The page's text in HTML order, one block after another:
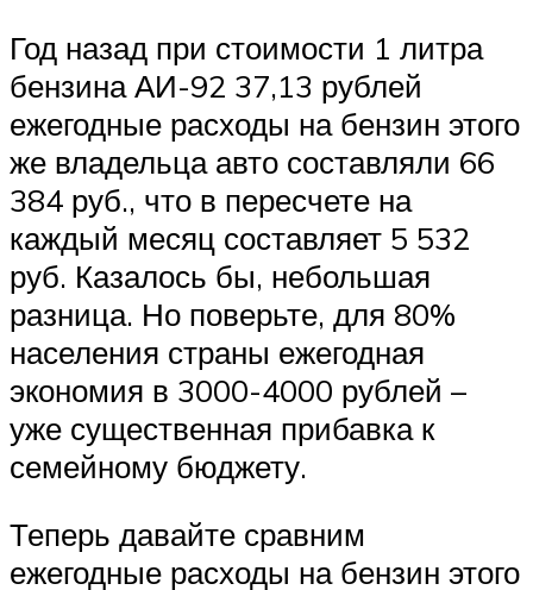
Год назад при стоимости 1 литра
бензина АИ-92 37,13 рублей
ежегодные расходы на бензин этого
же владельца авто составляли 66
384 руб., что в пересчете на
каждый месяц составляет 5 532
руб. Казалось бы, небольшая
разница. Но поверьте, для 80%
населения страны ежегодная
экономия в 3000-4000 рублей –
уже существенная прибавка к
семейному бюджету.
Теперь давайте сравним
ежегодные расходы на бензин этого